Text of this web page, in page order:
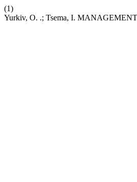
(1)
Yurkiv, O. .; Tsema, I.